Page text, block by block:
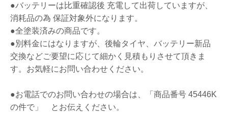
●バッテリーは比重確認後 充電して出荷していますが、
消耗品の為 保証対象外になります。
●全塗装済みの商品です。
●別料金にはなりますが、後輪タイヤ、バッテリー新品
交換などご要望に応じて細かく見積もりさせて頂きま
す。お気軽にお問い合わせください。
●お電話でのお問い合わせの場合は、「商品番号 45446K
の件で」 とお伝えください。